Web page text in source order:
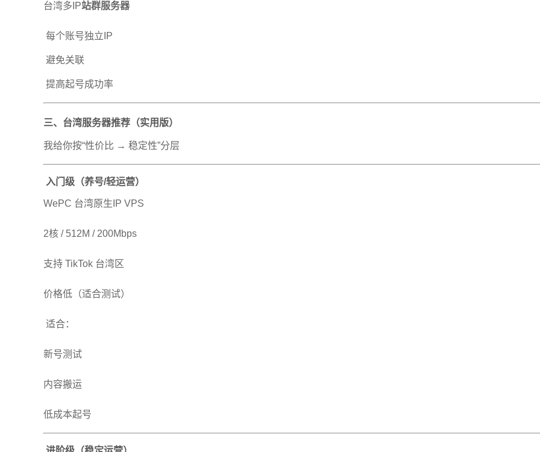
台湾多IP站群服务器
每个账号独立IP
避免关联
提高起号成功率
三、 台湾服务器推荐（实用版）
我给你按“性价比 → 稳定性”分层
入门级（养号/轻运营）
WePC 台湾原生IP VPS
2核 / 512M / 200Mbps
支持 TikTok 台湾区
价格低（适合测试）
适合：
新号测试
内容搬运
低成本起号